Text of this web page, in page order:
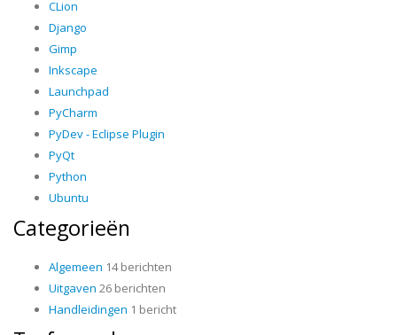
CLion
Django
Gimp
Inkscape
Launchpad
PyCharm
PyDev - Eclipse Plugin
PyQt
Python
Ubuntu
Categorieën
Algemeen 14 berichten
Uitgaven 26 berichten
Handleidingen 1 bericht